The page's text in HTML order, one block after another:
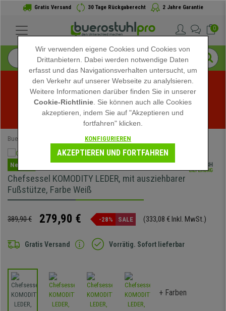
Gratis Versand 30 Tage Rückgaberecht 2 Jahre Garantie
0
Sommerschlussverkauf bei buerostuhlpro! Exklusive
Rabatte für kurze Zeit - Aktion ansehen -
Buerostuhlpro Chefsessel
Neuheit
Chefsessel KOMODITY LEDER, mit ausziehbarer
Fußstütze, Farbe Weiß
389,90 € 279,90 € -28% SALE (333,08 € Inkl. MwSt.)
Gratis Versand Vorrätig. Sofort lieferbar
+ Farben
Wir verwenden eigene Cookies und Cookies von
Drittanbietern. Dabei werden notwendige Daten
erfasst und das Navigationsverhalten untersucht, um
den Verkehr auf unserer Webseite zu analylsieren.
Weitere Informationen darüber finden Sie in unserer
Cookie-Richtlinie . Sie können auch alle Cookies
akzeptieren, indem Sie auf "Akzeptieren und
fortfahren" klicken.
KONFIGURIEREN
AKZEPTIEREN UND FORTFAHREN